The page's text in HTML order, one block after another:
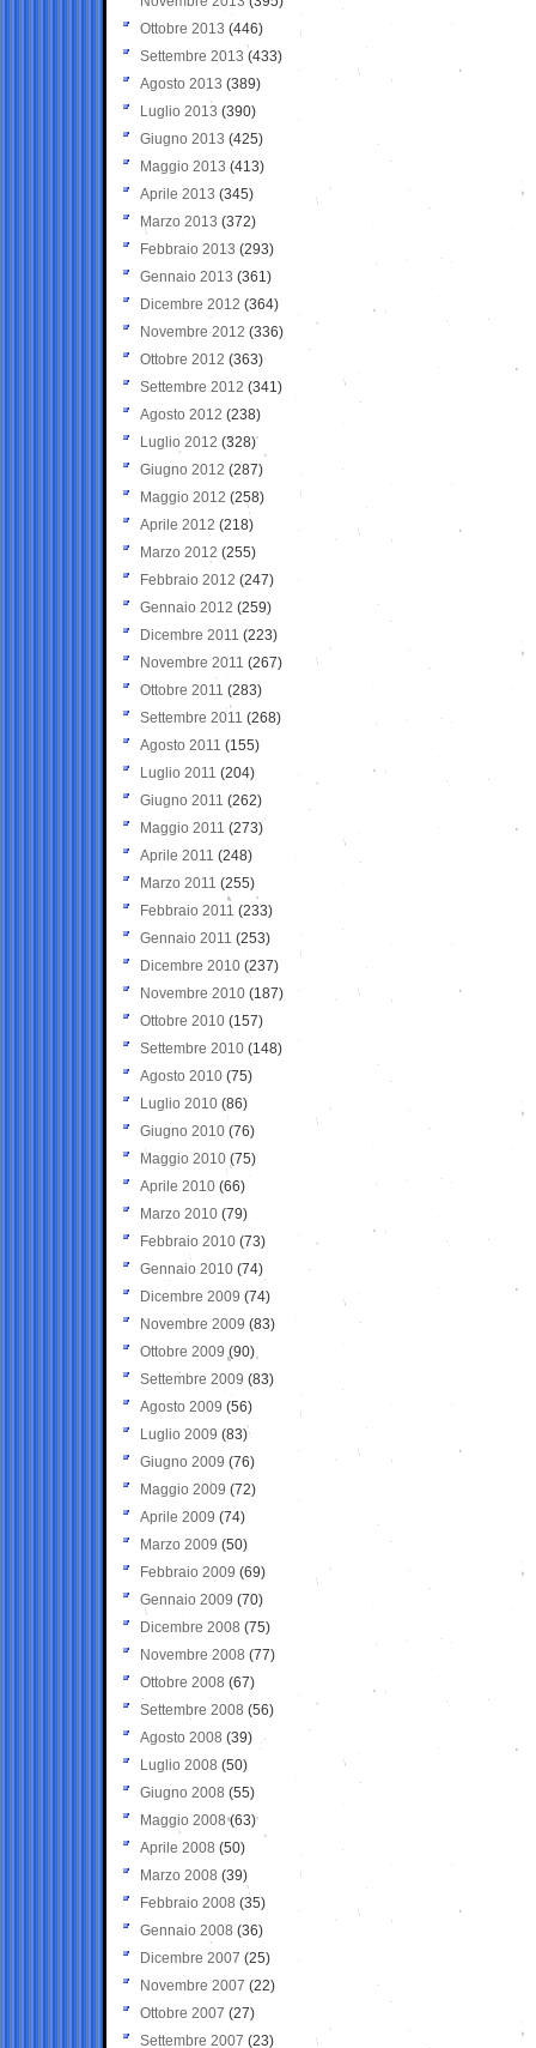
Ottobre 2013 (446)
Settembre 2013 (433)
Agosto 2013 (389)
Luglio 2013 (390)
Giugno 2013 (425)
Maggio 2013 (413)
Aprile 2013 (345)
Marzo 2013 (372)
Febbraio 2013 (293)
Gennaio 2013 (361)
Dicembre 2012 (364)
Novembre 2012 (336)
Ottobre 2012 (363)
Settembre 2012 (341)
Agosto 2012 (238)
Luglio 2012 (328)
Giugno 2012 (287)
Maggio 2012 (258)
Aprile 2012 (218)
Marzo 2012 (255)
Febbraio 2012 (247)
Gennaio 2012 (259)
Dicembre 2011 (223)
Novembre 2011 (267)
Ottobre 2011 (283)
Settembre 2011 (268)
Agosto 2011 (155)
Luglio 2011 (204)
Giugno 2011 (262)
Maggio 2011 (273)
Aprile 2011 (248)
Marzo 2011 (255)
Febbraio 2011 (233)
Gennaio 2011 (253)
Dicembre 2010 (237)
Novembre 2010 (187)
Ottobre 2010 (157)
Settembre 2010 (148)
Agosto 2010 (75)
Luglio 2010 (86)
Giugno 2010 (76)
Maggio 2010 (75)
Aprile 2010 (66)
Marzo 2010 (79)
Febbraio 2010 (73)
Gennaio 2010 (74)
Dicembre 2009 (74)
Novembre 2009 (83)
Ottobre 2009 (90)
Settembre 2009 (83)
Agosto 2009 (56)
Luglio 2009 (83)
Giugno 2009 (76)
Maggio 2009 (72)
Aprile 2009 (74)
Marzo 2009 (50)
Febbraio 2009 (69)
Gennaio 2009 (70)
Dicembre 2008 (75)
Novembre 2008 (77)
Ottobre 2008 (67)
Settembre 2008 (56)
Agosto 2008 (39)
Luglio 2008 (50)
Giugno 2008 (55)
Maggio 2008(63)
Aprile 2008 (50)
Marzo 2008 (39)
Febbraio 2008 (35)
Gennaio 2008 (36)
Dicembre 2007 (25)
Novembre 2007 (22)
Ottobre 2007 (27)
Settembre 2007 (23)